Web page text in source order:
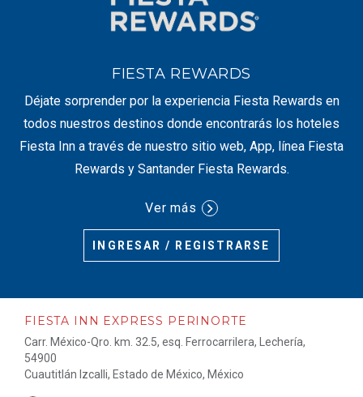
FIESTA REWARDS
Déjate sorprender por la experiencia Fiesta Rewards en
todos nuestros destinos donde encontrarás los hoteles
Fiesta Inn a través de nuestro sitio web, App, línea Fiesta
Rewards y Santander Fiesta Rewards.
Ver más
INGRESAR / REGISTRARSE
FIESTA INN EXPRESS PERINORTE
Carr. México-Qro. km. 32.5, esq. Ferrocarrilera, Lechería,
54900
Cuautitlán Izcalli, Estado de México, México